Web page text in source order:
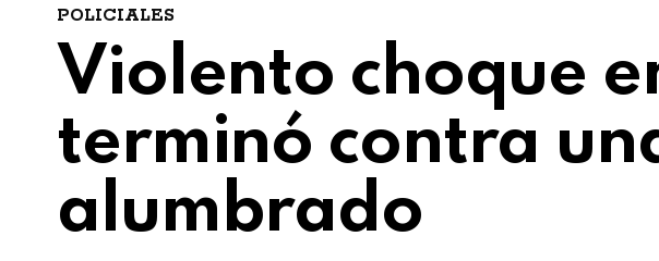
POLICIALES
Violento choque
terminó contra
alumbrado